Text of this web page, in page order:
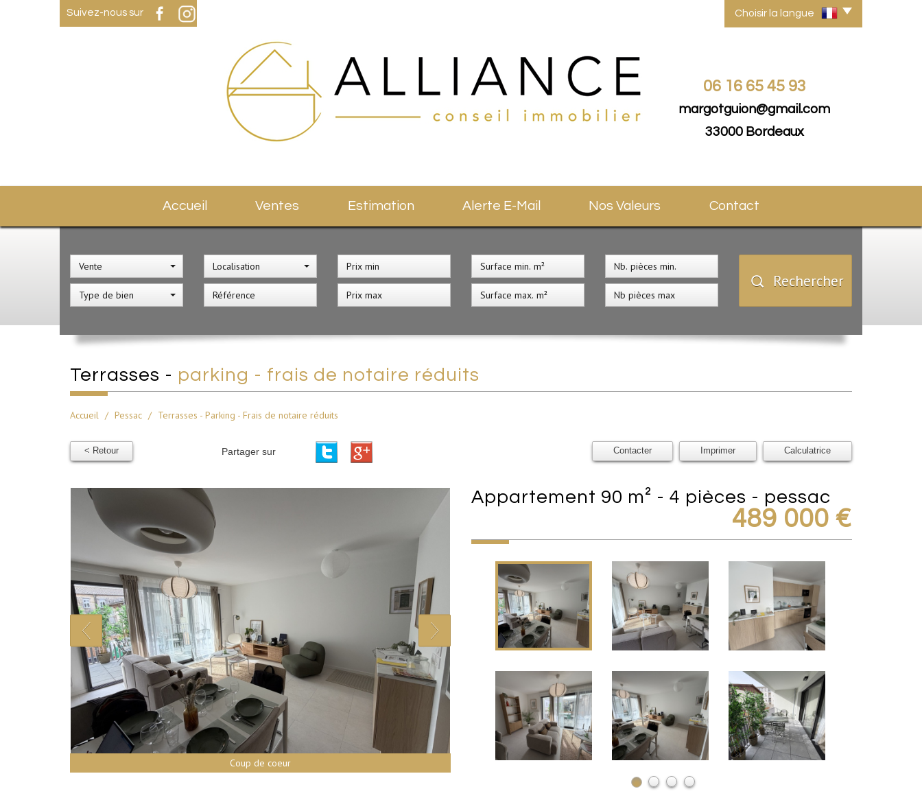
Suivez-nous sur Choisir la langue
06 16 65 45 93
margotguion@gmail.com
33000 Bordeaux
Accueil Ventes Estimation Alerte E-Mail Nos Valeurs Contact
Vente
Type de bien
Localisation
Rechercher
terrasses - parking - frais de notaire réduits
Accueil Pessac Terrasses - Parking - Frais de notaire réduits
< Retour Partager sur Contacter Imprimer Calculatrice
Coup de coeur
appartement 90 m² - 4 pièces - pessac
489 000 €